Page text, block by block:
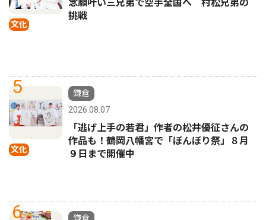
文化
念願叶い三兄弟で空手全国へ 村松兄弟の
挑戦
5
文化
鎌倉
2026.08.07
「逃げ上手の若君」作者の松井優征さんの
作品も！鶴岡八幡宮で「ぼんぼり祭」８月
９日まで開催中
6